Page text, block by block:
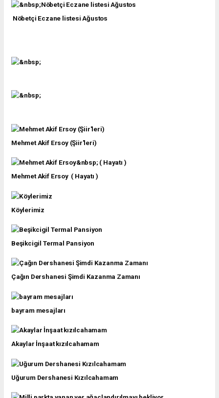
Nöbetçi Eczane listesi Ağustos
Mehmet Akif Ersoy (Şiir'leri)
Mehmet Akif Ersoy ( Hayatı )
Köylerimiz
Beşikcigil Termal Pansiyon
Çağın Dershanesi Şimdi Kazanma Zamanı
bayram mesajları
Akaylar İnşaat kızılcahamam
Uğurum Dershanesi Kızılcahamam